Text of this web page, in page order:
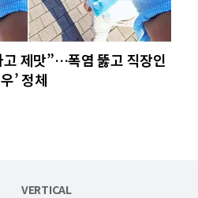
고 제맛”…폭염 뚫고 직장인
’ 정체
VERTICAL